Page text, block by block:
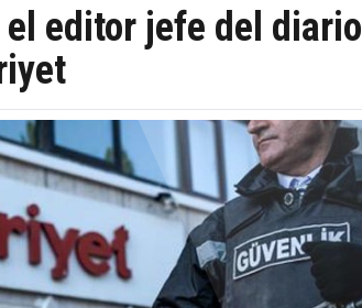
editor jefe del diario